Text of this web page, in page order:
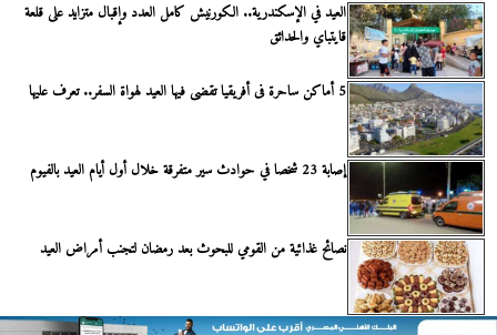
العيد في الإسكندرية.. الكورنيش كامل العدد وإقبال متزايد على قلعة
قايتباي والحدائق
5 أماكن ساحرة فى أفريقيا تقضى فيها العيد لهواة السفر.. تعرف عليها
إصابة 23 شخصا في حوادث سير متفرقة خلال أول أيام العيد بالفيوم
نصائح غذائية من القومي للبحوث بعد رمضان لتجنب أمراض العيد